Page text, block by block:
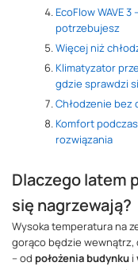
EcoFlow WAVE
potrzebujesz
Więcej niż
Klimatyzator
gdzie sprawdzi
Chłodzenie bez
Komfort
rozwiązania
Dlaczego latem
się nagrzewają?
Wysoka temperatura na
gorąco będzie
– od położenia budynku i